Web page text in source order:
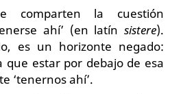
comparten la cuestión
ahí’ (en latínsistere).
es un horizonte negado:
que estar por debajo de esa
‘tenernos ahí’.